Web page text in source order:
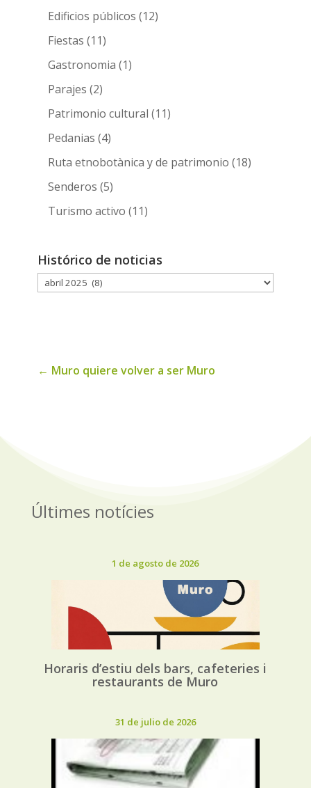
Edificios públicos (12)
Fiestas (11)
Gastronomia (1)
Parajes (2)
Patrimonio cultural (11)
Pedanias (4)
Ruta etnobotànica y de patrimonio (18)
Senderos (5)
Turismo activo (11)
Histórico de noticias
Histórico
← Muro quiere volver a ser Muro
Últimes notícies
1 de agosto de 2026
Horaris d’estiu dels bars, cafeteries i
restaurants de Muro
31 de julio de 2026